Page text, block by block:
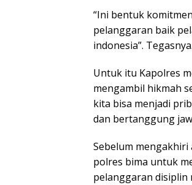
“Ini bentuk
pelanggaran baik
indonesia”. Tegasnya.
Untuk itu Kapolres
mengambil hikmah
kita bisa menjadi
dan bertanggung
Sebelum
polres bima untuk
pelanggaran disiplin